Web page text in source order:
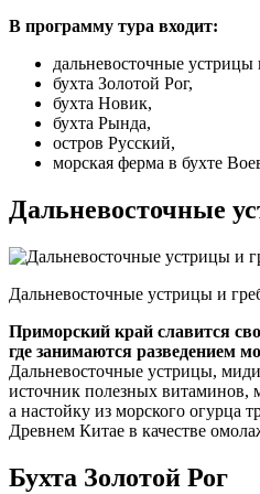
В программу тура входит:
дальневосточные устрицы
бухта Золотой Рог,
бухта Новик,
бухта Рында,
остров Русский,
морская ферма в бухте
Дальневосточные
Дальневосточные устрицы и
Приморский край славится
где занимаются разведением
Дальневосточные устрицы,
источник полезных витаминов,
а настойку из морского огурца
Древнем Китае в качестве
Бухта Золотой Рог